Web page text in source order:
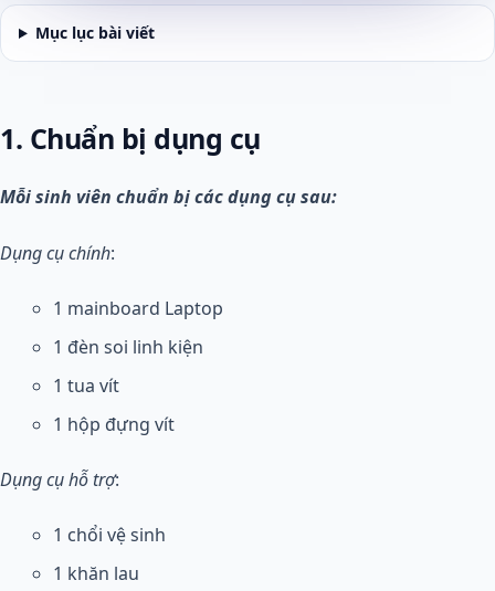
Mục lục bài viết
1. Chuẩn bị dụng cụ
Mỗi sinh viên chuẩn bị các dụng cụ sau:
Dụng cụ chính:
1 mainboard Laptop
1 đèn soi linh kiện
1 tua vít
1 hộp đựng vít
Dụng cụ hỗ trợ:
1 chổi vệ sinh
1 khăn lau